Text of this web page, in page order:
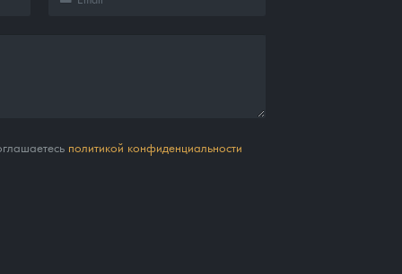
политикой конфиденциальности